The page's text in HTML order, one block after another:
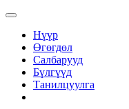
Нүүр
Өгөгдөл
Салбарууд
Бүлгүүд
Танилцуулга